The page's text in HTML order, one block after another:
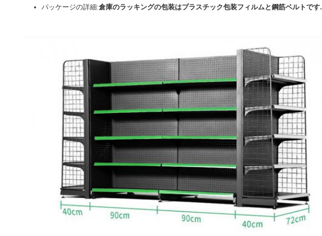
パッケージの詳細:倉庫のラッキングの包装はプラスチック包装フィルムと鋼筋ベルトです.